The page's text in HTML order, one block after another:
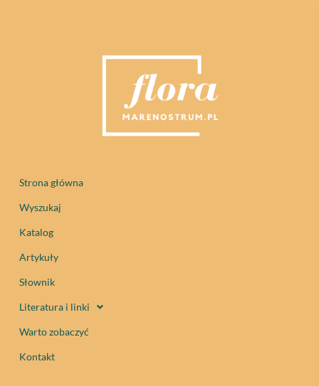
Strona główna
Wyszukaj
Katalog
Artykuły
Słownik
Literatura i linki
Warto zobaczyć
Kontakt